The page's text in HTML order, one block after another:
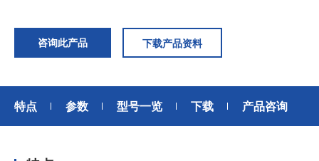
咨询此产品 下载产品资料
特点 参数 型号一览 下载 产品咨询